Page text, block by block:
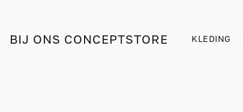
BIJ ONS CONCEPTSTORE KLEDING